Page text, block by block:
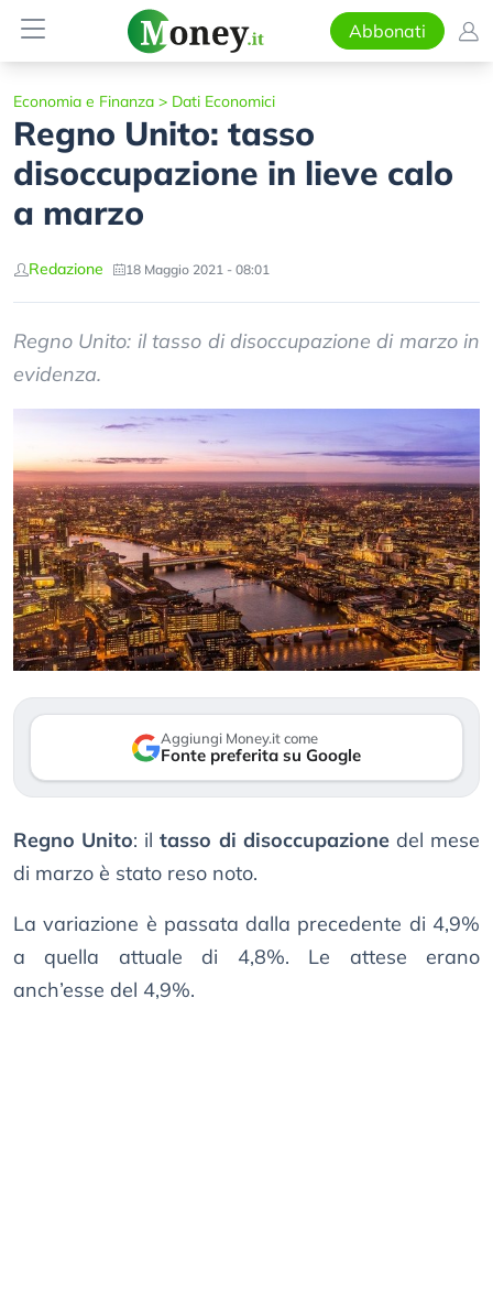
Abbonati
Economia e Finanza > Dati Economici
Regno Unito: tasso
disoccupazione in lieve calo
a marzo
Redazione 18 Maggio 2021 - 08:01
Regno Unito: il tasso di disoccupazione di marzo in
evidenza.
Aggiungi Money.it come
Fonte preferita su Google
Regno Unito: iltasso di disoccupazionedel mese
di marzo è stato reso noto.
La variazione è passata dalla precedente di 4,9%
a quella attuale di 4,8%. Le attese erano
anch’esse del 4,9%.